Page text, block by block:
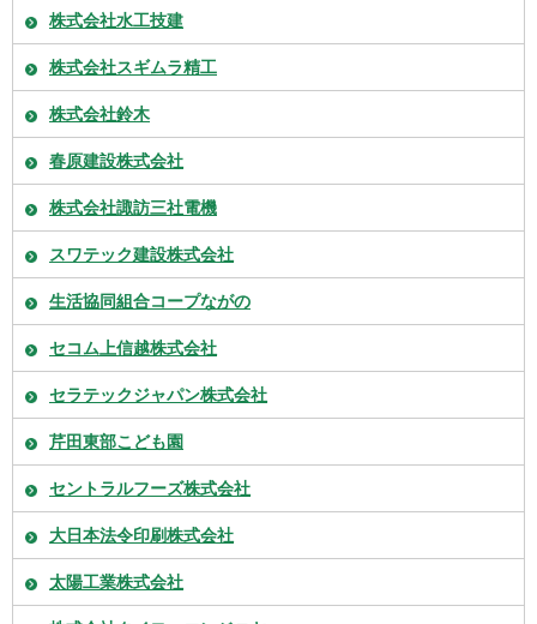
株式会社水工技建
株式会社スギムラ精工
株式会社鈴木
春原建設株式会社
株式会社諏訪三社電機
スワテック建設株式会社
生活協同組合コープながの
セコム上信越株式会社
セラテックジャパン株式会社
芹田東部こども園
セントラルフーズ株式会社
大日本法令印刷株式会社
太陽工業株式会社